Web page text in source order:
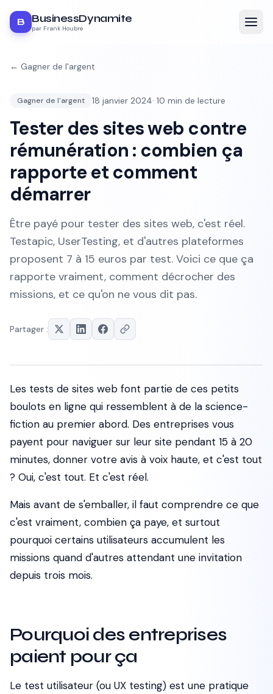
B BusinessDynamite
par Frank Houbre
← Gagner de l'argent
Gagner de l'argent 18 janvier 2024· 10 min de lecture
Tester des sites web contre
rémunération : combien ça
rapporte et comment
démarrer
Être payé pour tester des sites web, c'est réel.
Testapic, UserTesting, et d'autres plateformes
proposent 7 à 15 euros par test. Voici ce que ça
rapporte vraiment, comment décrocher des
missions, et ce qu'on ne vous dit pas.
Partager :
Les tests de sites web font partie de ces petits
boulots en ligne qui ressemblent à de la science-
fiction au premier abord. Des entreprises vous
payent pour naviguer sur leur site pendant 15 à 20
minutes, donner votre avis à voix haute, et c'est tout
? Oui, c'est tout. Et c'est réel.
Mais avant de s'emballer, il faut comprendre ce que
c'est vraiment, combien ça paye, et surtout
pourquoi certains utilisateurs accumulent les
missions quand d'autres attendant une invitation
depuis trois mois.
Pourquoi des entreprises
paient pour ça
Le test utilisateur (ou UX testing) est une pratique